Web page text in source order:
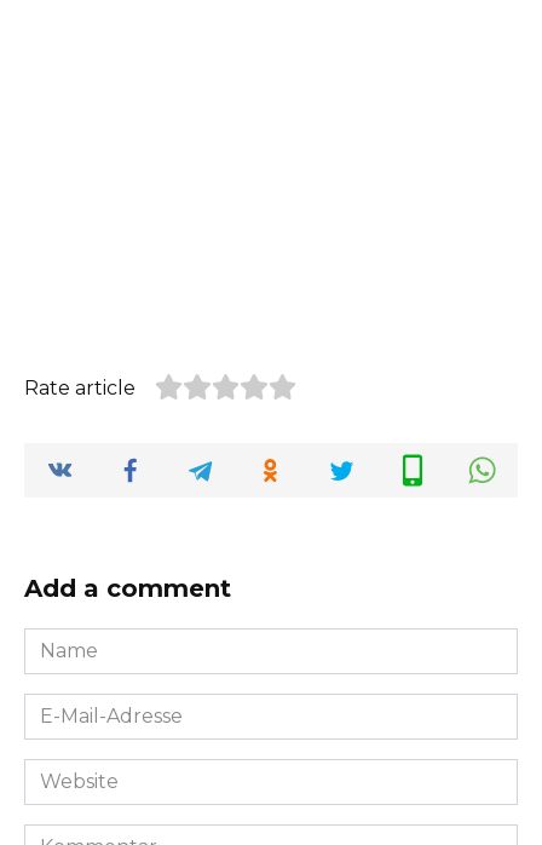
Rate article
Add a comment
Name
*
E-
Mail-
Adresse
Website
Kommentar